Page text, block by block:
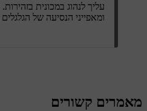
עליך לנהוג במכונית
ומאפייני הנסיעה של
מאמרים קשורים